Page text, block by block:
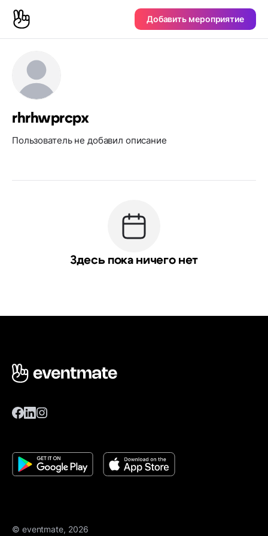
Добавить мероприятие
rhrhwprcpx
Пользователь не добавил описание
Здесь пока ничего нет
© eventmate, 2026